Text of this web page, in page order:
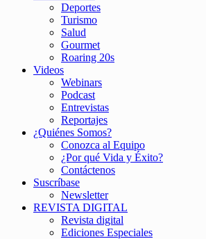
Deportes
Turismo
Salud
Gourmet
Roaring 20s
Videos
Webinars
Podcast
Entrevistas
Reportajes
¿Quiénes Somos?
Conozca al Equipo
¿Por qué Vida y Éxito?
Contáctenos
Suscríbase
Newsletter
REVISTA DIGITAL
Revista digital
Ediciones Especiales